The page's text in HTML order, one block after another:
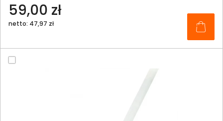
59,00 zł
netto: 47,97 zł